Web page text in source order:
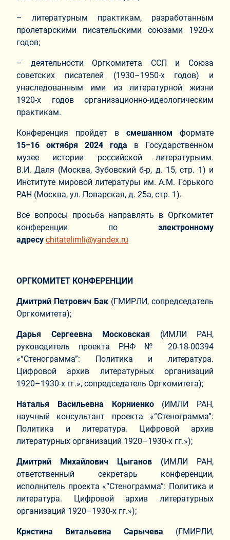
– литературным практикам, разработанным
пролетарскими писательскими союзами 1920-х
годов;
– деятельности Оргкомитета ССП и Союза
советских писателей (1930–1950-х годов) и
унаследованным ими из литературной жизни
1920-х годов организационно-идеологическим
практикам.
Конференция пройдет в смешанном формате
15−16 октября 2024 года в Государственном
музее истории российской литературыим.
В.И. Даля (Москва, Зубовский б-р, д. 15, стр. 1) и
Институте мировой литературы им. А.М. Горького
РАН (Москва, ул. Поварская, д. 25а, стр. 1).
Все вопросы просьба направлять в Оргкомитет
конференции по электронному
адресу chitatelimli@yandex.ru
ОРГКОМИТЕТ КОНФЕРЕНЦИИ
Дмитрий Петрович Бак (ГМИРЛИ, сопредседатель
Оргкомитета);
Дарья Сергеевна Московская (ИМЛИ РАН,
руководитель проекта РНФ № 20-18-00394
«“Стенограмма”: Политика и литература.
Цифровой архив литературных организаций
1920–1930-х гг.», сопредседатель Оргкомитета);
Наталья Васильевна Корниенко(ИМЛИ РАН,
научный консультант проекта «“Стенограмма”:
Политика и литература. Цифровой архив
литературных организаций 1920–1930-х гг.»);
Дмитрий Михайлович Цыганов (ИМЛИ РАН,
ответственный секретарь конференции,
исполнитель проекта «“Стенограмма”: Политика и
литература. Цифровой архив литературных
организаций 1920–1930-х гг.»);
Кристина Витальевна Сарычева (ГМИРЛИ,